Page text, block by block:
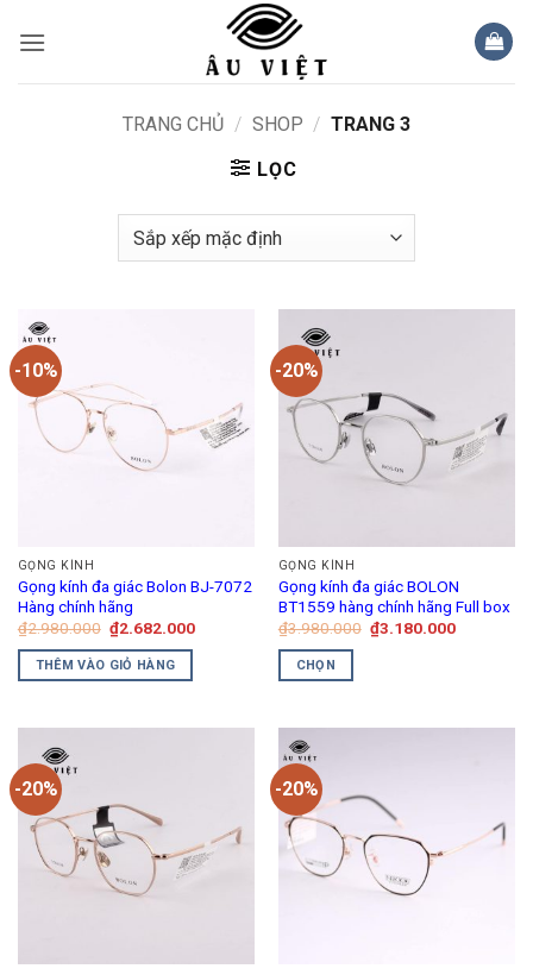
qua
TRANG CHỦ / SHOP / TRANG 3
LỌC
-10%
GỌNG KÍNH
Gọng kính đa giác Bolon BJ-7072
Hàng chính hãng
₫2.980.000 Giá
gốc
là:
₫2.980.000.
₫2.682.000Giá
THÊM VÀO GIỎ HÀNG
-20%
GỌNG KÍNH
Gọng kính đa giác BOLON
BT1559 hàng chính hãng Full box
₫3.980.000 Giá
gốc
₫3.180.000Giá
CHỌN
này
có
nhiều
biến
thể.
Các
-20% -20%